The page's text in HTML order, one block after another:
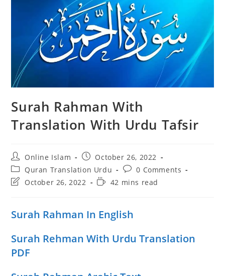
Surah Rahman With
Translation With Urdu Tafsir
Post
author:
Online Islam
Post
published:
October 26, 2022
Post
category:
Quran Translation Urdu
Post
comments:
0 Comments
PostOctober 26, 2022
Reading
42 mins read
Surah Rahman In English
Surah Rehman With Urdu Translation
PDF